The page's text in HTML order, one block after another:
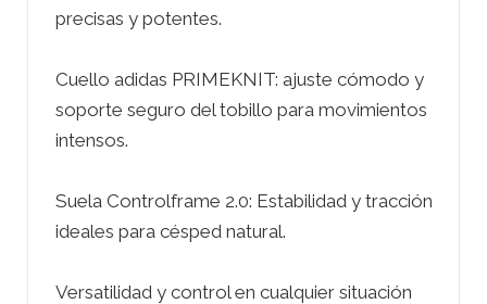
precisas y potentes.
Cuello adidas PRIMEKNIT: ajuste cómodo y
soporte seguro del tobillo para movimientos
intensos.
Suela Controlframe 2.0: Estabilidad y tracción
ideales para césped natural.
Versatilidad y control en cualquier situación